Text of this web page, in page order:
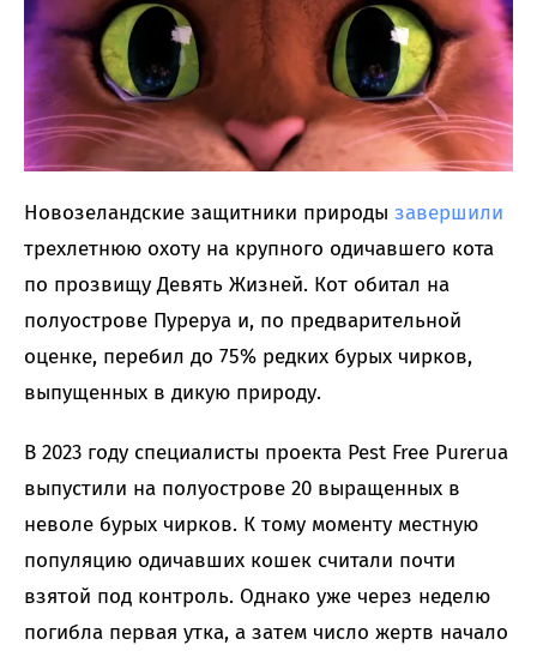
Новозеландские защитники природы завершили
трехлетнюю охоту на крупного одичавшего кота
по прозвищу Девять Жизней. Кот обитал на
полуострове Пуреруа и, по предварительной
оценке, перебил до 75% редких бурых чирков,
выпущенных в дикую природу.
В 2023 году специалисты проекта Pest Free Purerua
выпустили на полуострове 20 выращенных в
неволе бурых чирков. К тому моменту местную
популяцию одичавших кошек считали почти
взятой под контроль. Однако уже через неделю
погибла первая утка, а затем число жертв начало